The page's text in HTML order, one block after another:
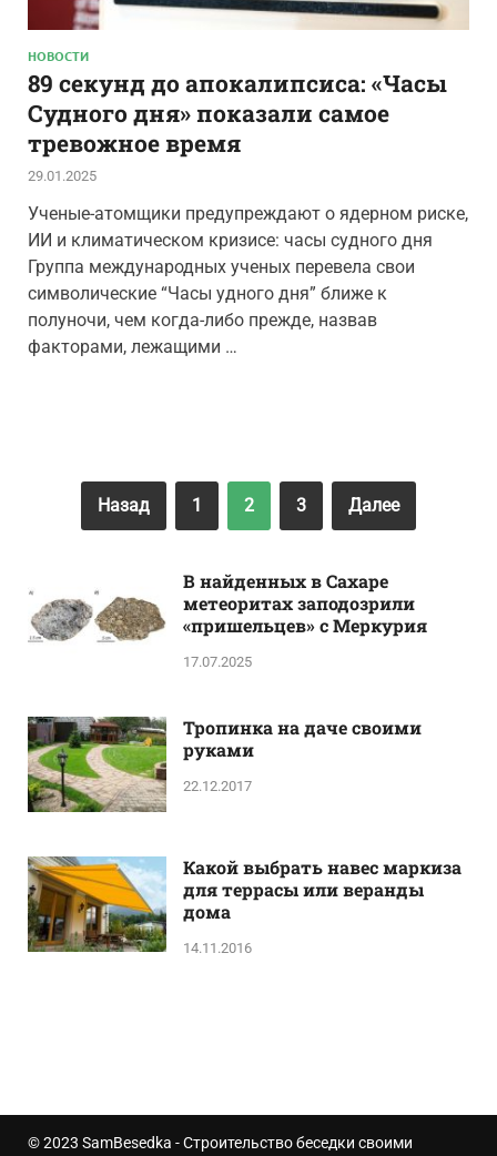
НОВОСТИ
89 секунд до апокалипсиса: «Часы
Судного дня» показали самое
тревожное время
29.01.2025
Ученые-атомщики предупреждают о ядерном риске,
ИИ и климатическом кризисе: часы судного дня
Группа международных ученых перевела свои
символические “Часы удного дня” ближе к
полуночи, чем когда-либо прежде, назвав
факторами, лежащими …
Назад 1 2 3 Далее
В найденных в Сахаре
метеоритах заподозрили
«пришельцев» с Меркурия
17.07.2025
Тропинка на даче своими
руками
22.12.2017
Какой выбрать навес маркиза
для террасы или веранды
дома
14.11.2016
© 2023 SamBesedka - Строительство беседки своими